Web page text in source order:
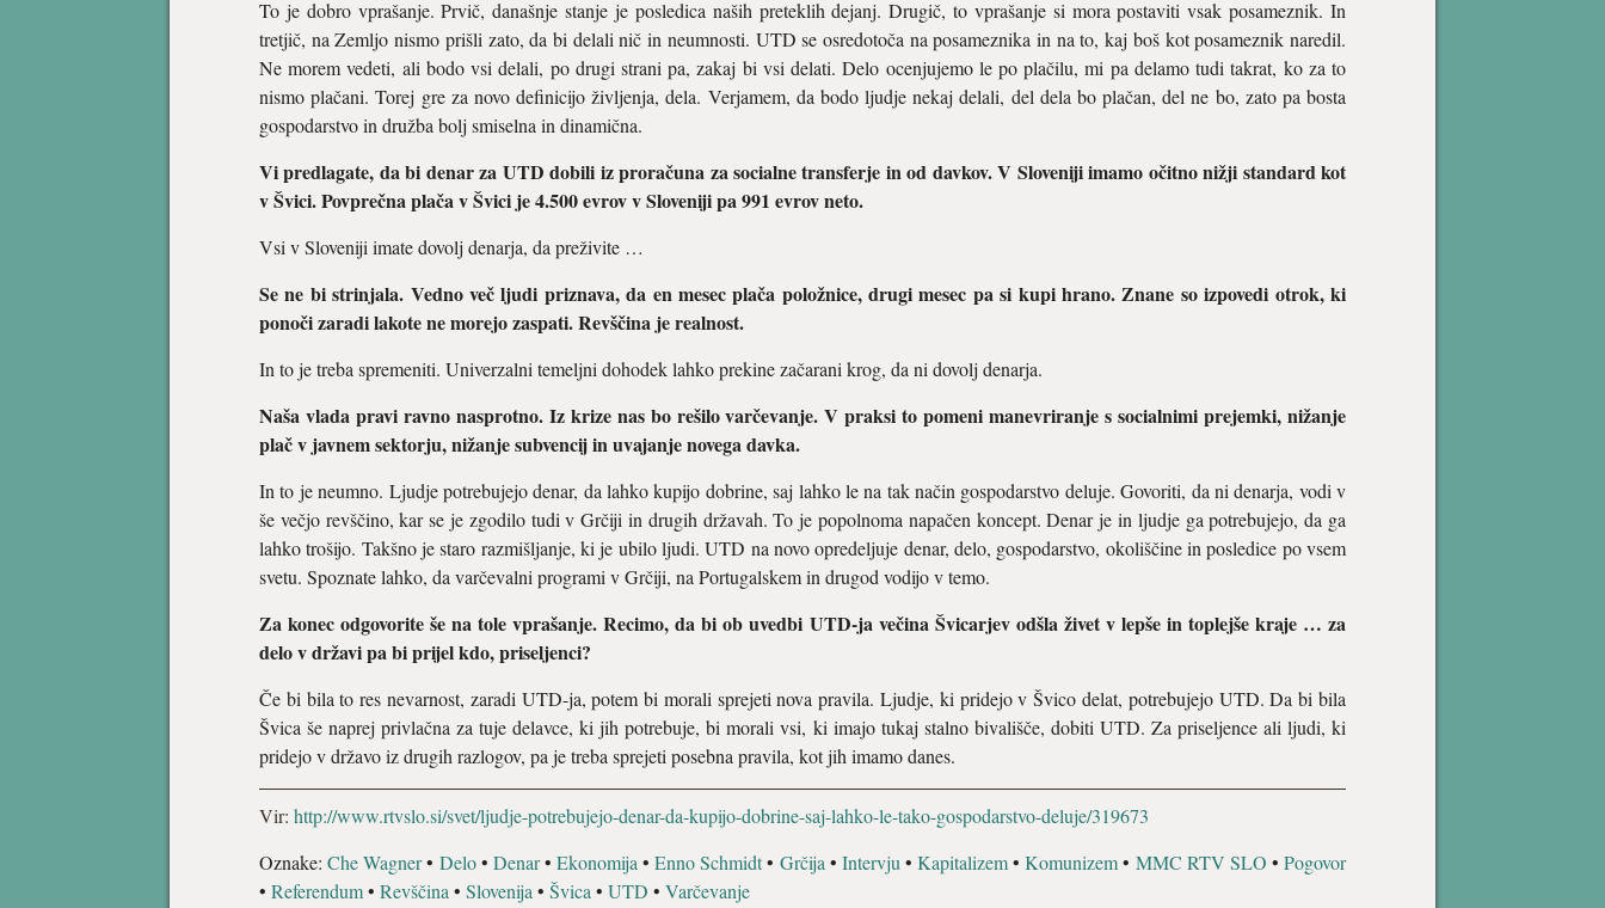
To je dobro vprašanje. Prvič, današnje stanje je posledica naših preteklih dejanj. Drugič, to vprašanje si mora postaviti vsak posameznik. In
tretjič, na Zemljo nismo prišli zato, da bi delali nič in neumnosti. UTD se osredotoča na posameznika in na to, kaj boš kot posameznik naredil.
Ne morem vedeti, ali bodo vsi delali, po drugi strani pa, zakaj bi vsi delati. Delo ocenjujemo le po plačilu, mi pa delamo tudi takrat, ko za to
nismo plačani. Torej gre za novo definicijo življenja, dela. Verjamem, da bodo ljudje nekaj delali, del dela bo plačan, del ne bo, zato pa bosta
gospodarstvo in družba bolj smiselna in dinamična.
Vi predlagate, da bi denar za UTD dobili iz proračuna za socialne transferje in od davkov. V Sloveniji imamo očitno nižji standard kot
v Švici. Povprečna plača v Švici je 4.500 evrov v Sloveniji pa 991 evrov neto.
Vsi v Sloveniji imate dovolj denarja, da preživite …
Se ne bi strinjala. Vedno več ljudi priznava, da en mesec plača položnice, drugi mesec pa si kupi hrano. Znane so izpovedi otrok, ki
ponoči zaradi lakote ne morejo zaspati. Revščina je realnost.
In to je treba spremeniti. Univerzalni temeljni dohodek lahko prekine začarani krog, da ni dovolj denarja.
Naša vlada pravi ravno nasprotno. Iz krize nas bo rešilo varčevanje. V praksi to pomeni manevriranje s socialnimi prejemki, nižanje
plač v javnem sektorju, nižanje subvencij in uvajanje novega davka.
In to je neumno. Ljudje potrebujejo denar, da lahko kupijo dobrine, saj lahko le na tak način gospodarstvo deluje. Govoriti, da ni denarja, vodi v
še večjo revščino, kar se je zgodilo tudi v Grčiji in drugih državah. To je popolnoma napačen koncept. Denar je in ljudje ga potrebujejo, da ga
lahko trošijo. Takšno je staro razmišljanje, ki je ubilo ljudi. UTD na novo opredeljuje denar, delo, gospodarstvo, okoliščine in posledice po vsem
svetu. Spoznate lahko, da varčevalni programi v Grčiji, na Portugalskem in drugod vodijo v temo.
Za konec odgovorite še na tole vprašanje. Recimo, da bi ob uvedbi UTD-ja večina Švicarjev odšla živet v lepše in toplejše kraje … za
delo v državi pa bi prijel kdo, priseljenci?
Če bi bila to res nevarnost, zaradi UTD-ja, potem bi morali sprejeti nova pravila. Ljudje, ki pridejo v Švico delat, potrebujejo UTD. Da bi bila
Švica še naprej privlačna za tuje delavce, ki jih potrebuje, bi morali vsi, ki imajo tukaj stalno bivališče, dobiti UTD. Za priseljence ali ljudi, ki
pridejo v državo iz drugih razlogov, pa je treba sprejeti posebna pravila, kot jih imamo danes.
Vir: http://www.rtvslo.si/svet/ljudje-potrebujejo-denar-da-kupijo-dobrine-saj-lahko-le-tako-gospodarstvo-deluje/319673
Oznake:Che Wagner• Delo• Denar• Ekonomija •Enno Schmidt• Grčija • Intervju •Kapitalizem•Komunizem• MMC RTV SLO •Pogovor
• Referendum• Revščina • Slovenija • Švica • UTD • Varčevanje